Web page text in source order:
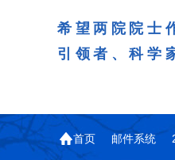
希望两院院士
引领者、科学
首页 邮件系统